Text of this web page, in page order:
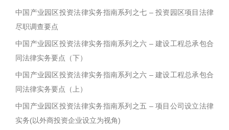
中国产业园区投资法律实务指南系列之七 – 投资园区项目法律
尽职调查要点
中国产业园区投资法律实务指南系列之六 – 建设工程总承包合
同法律实务要点（下）
中国产业园区投资法律实务指南系列之六 – 建设工程总承包合
同法律实务要点（上）
中国产业园区投资法律实务指南系列之五 – 项目公司设立法律
实务(以外商投资企业设立为视角)